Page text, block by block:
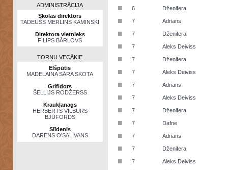
ADMINISTRĀCIJA
Skolas direktors
TADEUŠS MERLINS KAMINSKI
Direktora vietnieks
FILIPS BĀRLOVS
TORŅU VECĀKIE
Elšpūtis
MADELAINA SĀRA SKOTA
Grifidors
ŠELLIJS RODŽERSS
Kraukļanags
HERBERTS VILBURS
BJŪFORDS
Slīdenis
DARENS O’SALIVANS
■ 6 Dženifera
■ 7 Adrians
■ 7 Dženifera
■ 7 Aleks Deiviss
■ 7 Dženifera
■ 7 Aleks Deiviss
■ 7 Adrians
■ 7 Aleks Deiviss
■ 7 Dženifera
■ 7 Dafne
■ 7 Adrians
■ 7 Dženifera
■ 7 Aleks Deiviss